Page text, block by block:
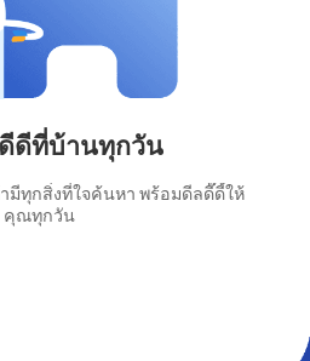
ดีที่บ้านทุกวัน
มีทุกสิ่งที่ใจค้นหา พร้อมดีลดี๊ดี้ให้
คุณทุกวัน